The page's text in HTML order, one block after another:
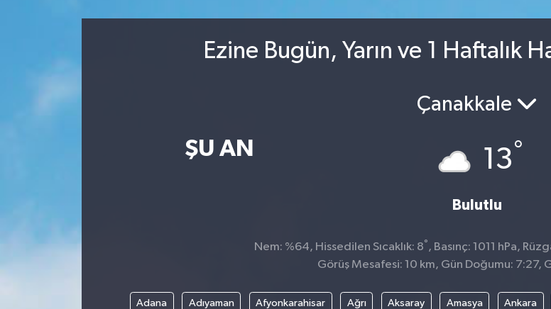
Ezine Bugün, Yarın ve 1 Haftalık
ŞU AN
Çanakkale
13°
Bulutlu
Nem: %64, Hissedilen Sıcaklık: 8° , Basınç: 1011 hPa,
Görüş Mesafesi: 10 km, Gün Doğumu: 7:27,
Adana Adıyaman Afyonkarahisar Ağrı Aksaray Amasya Ankara